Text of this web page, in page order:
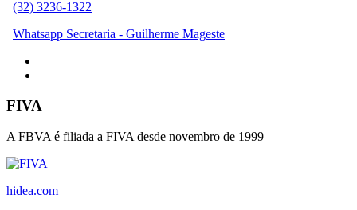
(32) 3236-1322
Whatsapp Secretaria - Guilherme Mageste
FIVA
A FBVA é filiada a FIVA desde novembro de 1999
hidea.com